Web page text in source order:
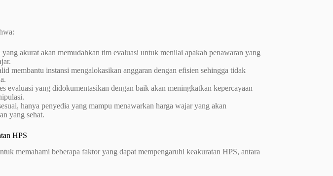
akurat akan memudahkan tim evaluasi untuk menilai apakah penawaran yang
membantu instansi mengalokasikan anggaran dengan efisien sehingga tidak
evaluasi yang didokumentasikan dengan baik akan meningkatkan kepercayaan
hanya penyedia yang mampu menawarkan harga wajar yang akan
yang sehat.
HPS
memahami beberapa faktor yang dapat mempengaruhi keakuratan HPS, antara